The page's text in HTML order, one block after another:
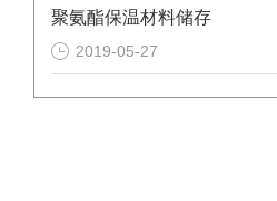
聚氨酯保温材料储存
2019-05-27